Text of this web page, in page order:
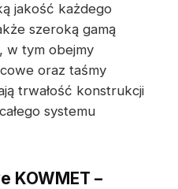
jakość każdego
szeroką gamą
w tym obejmy
oraz taśmy
trwałość konstrukcji
systemu
KOWMET –